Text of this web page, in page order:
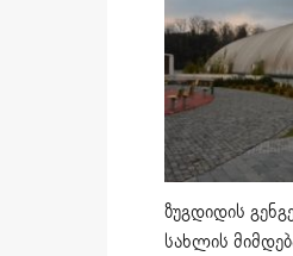
ზუგდიდის
სახლის